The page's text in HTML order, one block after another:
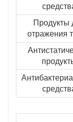
Продукты
отражения